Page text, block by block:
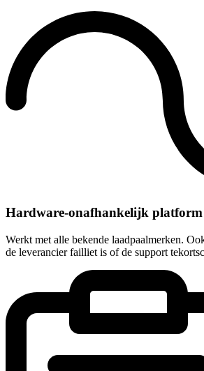
Hardware-onafhankelijk platform
Werkt met alle bekende laadpaalmerken.
de leverancier failliet is of de support